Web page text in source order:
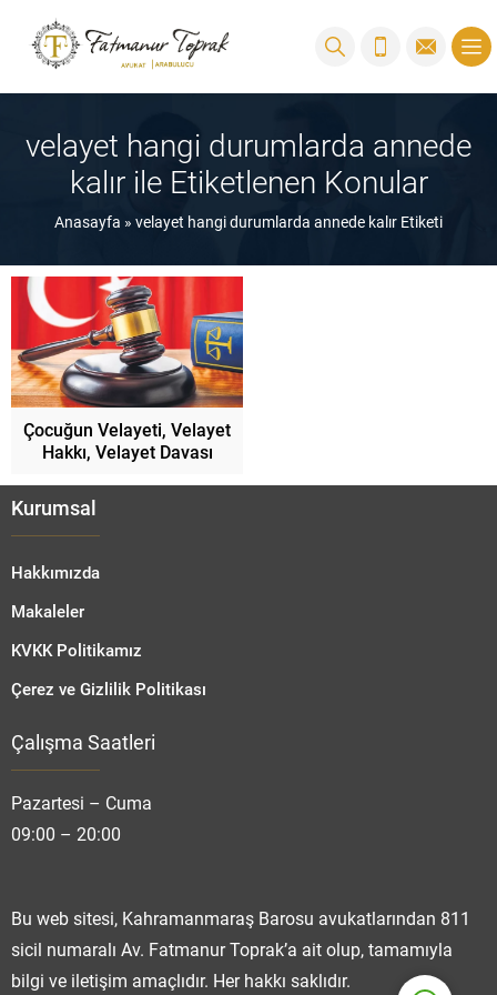
velayet hangi durumlarda annede
kalır ile Etiketlenen Konular
Anasayfa » velayet hangi durumlarda annede kalır Etiketi
Çocuğun Velayeti, Velayet
Hakkı, Velayet Davası
Kurumsal
Hakkımızda
Makaleler
KVKK Politikamız
Çerez ve Gizlilik Politikası
Çalışma Saatleri
Pazartesi – Cuma
09:00 – 20:00
Bu web sitesi, Kahramanmaraş Barosu avukatlarından 811
sicil numaralı Av. Fatmanur Toprak’a ait olup, tamamıyla
bilgi ve iletişim amaçlıdır. Her hakkı saklıdır.
Cevap Yaz